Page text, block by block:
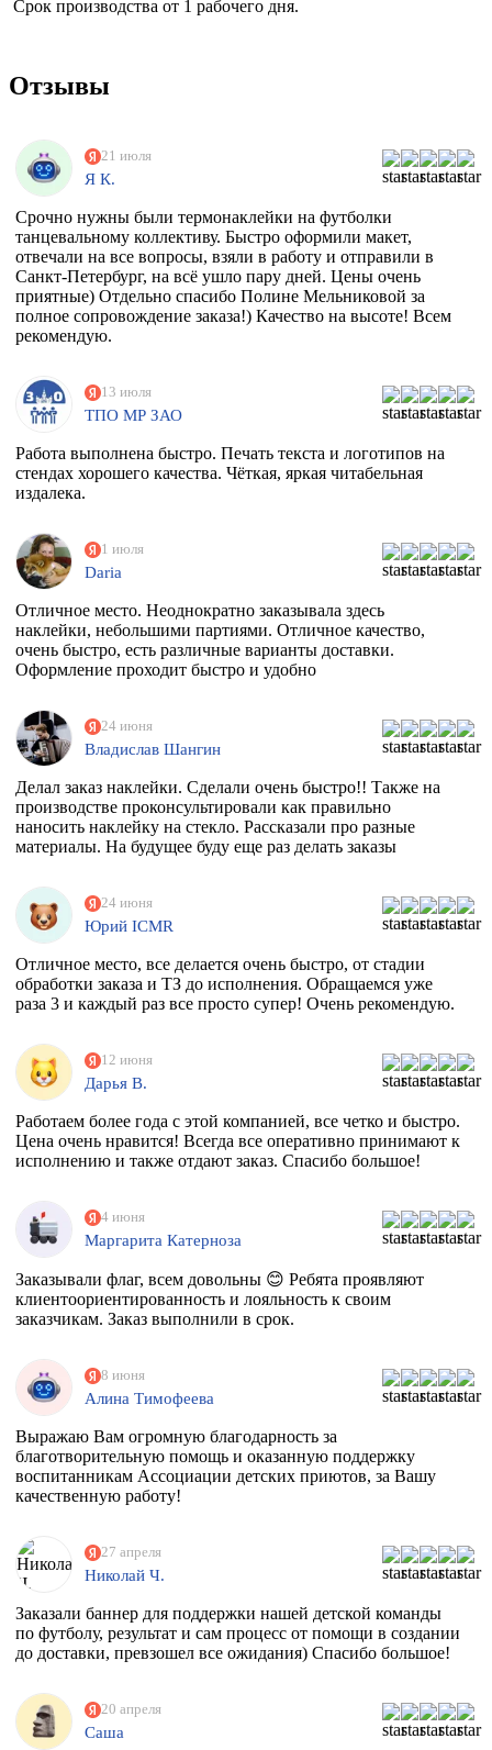
Срок производства от 1 рабочего дня.
Отзывы
21 июля
Я К.
Срочно нужны были термонаклейки на футболки
танцевальному коллективу. Быстро оформили макет,
отвечали на все вопросы, взяли в работу и отправили в
Санкт-Петербург, на всё ушло пару дней. Цены очень
приятные) Отдельно спасибо Полине Мельниковой за
полное сопровождение заказа!) Качество на высоте! Всем
рекомендую.
13 июля
ТПО МР ЗАО
Работа выполнена быстро. Печать текста и логотипов на
стендах хорошего качества. Чёткая, яркая читабельная
издалека.
1 июля
Daria
Отличное место. Неоднократно заказывала здесь
наклейки, небольшими партиями. Отличное качество,
очень быстро, есть различные варианты доставки.
Оформление проходит быстро и удобно
24 июня
Владислав Шангин
Делал заказ наклейки. Сделали очень быстро!! Также на
производстве проконсультировали как правильно
наносить наклейку на стекло. Рассказали про разные
материалы. На будущее буду еще раз делать заказы
24 июня
Юрий ICMR
Отличное место, все делается очень быстро, от стадии
обработки заказа и ТЗ до исполнения. Обращаемся уже
раза 3 и каждый раз все просто супер! Очень рекомендую.
12 июня
Дарья В.
Работаем более года с этой компанией, все четко и быстро.
Цена очень нравится! Всегда все оперативно принимают к
исполнению и также отдают заказ. Спасибо большое!
4 июня
Маргарита Катерноза
Заказывали флаг, всем довольны 😊 Ребята проявляют
клиентоориентированность и лояльность к своим
заказчикам. Заказ выполнили в срок.
8 июня
Алина Тимофеева
Выражаю Вам огромную благодарность за
благотворительную помощь и оказанную поддержку
воспитанникам Ассоциации детских приютов, за Вашу
качественную работу!
27 апреля
Николай Ч.
Заказали баннер для поддержки нашей детской команды
по футболу, результат и сам процесс от помощи в создании
до доставки, превзошел все ожидания) Спасибо большое!
20 апреля
Саша